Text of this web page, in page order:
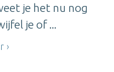
je het nu nog
je of ...